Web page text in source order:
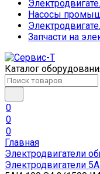
Насосы
Запчасти на
Каталог
0
0
0
Главная
Электродвигатели
Электродвигатели